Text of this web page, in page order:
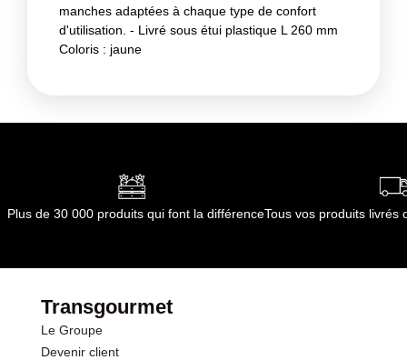
manches adaptées à chaque type de confort
d'utilisation. - Livré sous étui plastique L 260 mm
Coloris : jaune
Plus de 30 000 produits qui font la différenceTous vos produits livrés
Transgourmet
Le Groupe
Devenir client